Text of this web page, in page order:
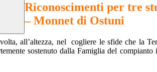
Riconoscimenti per tre
– Monnet di Ostuni
all’altezza, nel cogliere le sfide che la
sostenuto dalla Famiglia del